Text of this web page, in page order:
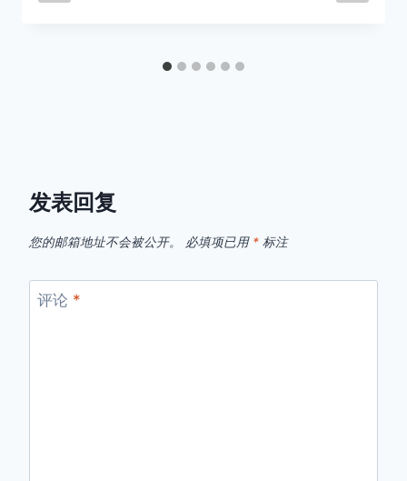
发表回复
您的邮箱地址不会被公开。 必填项已用 * 标注
评论 *